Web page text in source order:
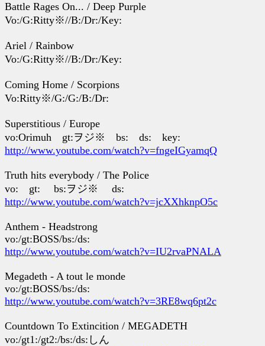
Battle Rages On... / Deep Purple
Vo:/G:Ritty※//B:/Dr:/Key:
Ariel / Rainbow
Vo:/G:Ritty※//B:/Dr:/Key:
Coming Home / Scorpions
Vo:Ritty※/G:/G:/B:/Dr:
Superstitious / Europe
vo:Orimuh gt:ヲジ※ bs: ds: key:
http://www.youtube.com/watch?v=fngeIGyamqQ
Truth hits everybody / The Police
vo: gt: bs:ヲジ※ ds:
http://www.youtube.com/watch?v=jcXXhknpO5c
Anthem - Headstrong
vo:/gt:BOSS/bs:/ds:
http://www.youtube.com/watch?v=IU2rvaPNALA
Megadeth - A tout le monde
vo:/gt:BOSS/bs:/ds:
http://www.youtube.com/watch?v=3RE8wq6pt2c
Countdown To Extincition / MEGADETH
vo:/gt1:/gt2:/bs:/ds:しん